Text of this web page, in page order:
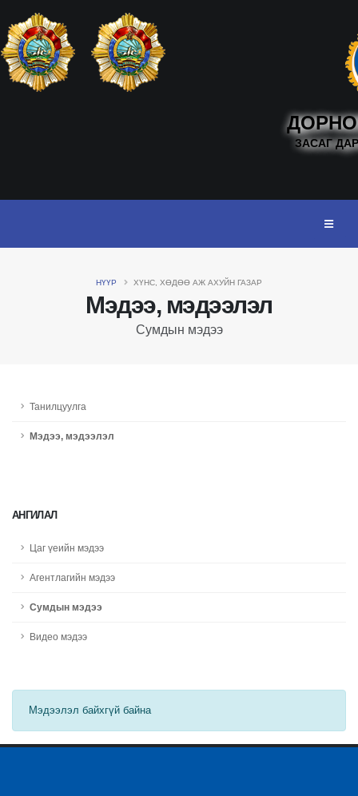
ЗАСАГ
Мэдээ, мэдээлэл
Сумдын мэдээ
НҮҮР ХҮНС, ХӨДӨӨ АЖ АХУЙН ГАЗАР
Танилцуулга
Мэдээ, мэдээлэл
АНГИЛАЛ
Цаг үеийн мэдээ
Агентлагийн мэдээ
Сумдын мэдээ
Видео мэдээ
Мэдээлэл байхгүй байна